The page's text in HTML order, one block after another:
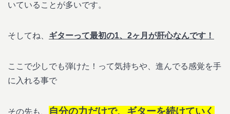
いていることが多いです。
そしてね、 ギターって最初の1、2ヶ月が肝心なんです！
ここで少しでも弾けた！って気持ちや、進んでる感覚を手
に入れる事で
その先も、
自分の力だけで、ギターを続けていく